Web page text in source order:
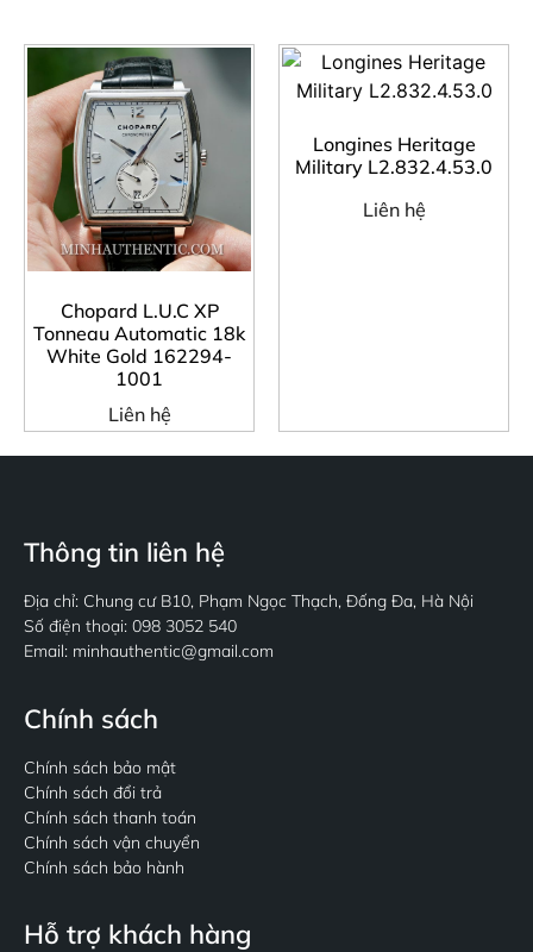
Chopard L.U.C XP
Tonneau Automatic 18k
White Gold 162294-
1001
Liên hệ
Longines Heritage
Military L2.832.4.53.0
Liên hệ
Thông tin liên hệ
Địa chỉ: Chung cư B10, Phạm Ngọc Thạch, Đống Đa, Hà Nội
Số điện thoại: 098 3052 540
Email: minhauthentic@gmail.com
Chính sách
Chính sách bảo mật
Chính sách đổi trả
Chính sách thanh toán
Chính sách vận chuyển
Chính sách bảo hành
Hỗ trợ khách hàng